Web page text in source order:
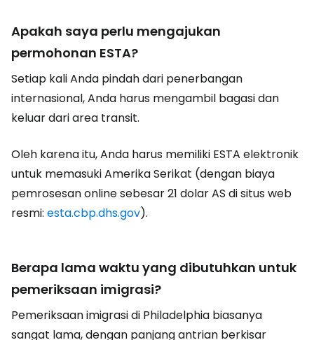
Apakah saya perlu mengajukan
permohonan ESTA?
Setiap kali Anda pindah dari penerbangan
internasional, Anda harus mengambil bagasi dan
keluar dari area transit.
Oleh karena itu, Anda harus memiliki ESTA elektronik
untuk memasuki Amerika Serikat (dengan biaya
pemrosesan online sebesar 21 dolar AS di situs web
resmi: esta.cbp.dhs.gov).
Berapa lama waktu yang dibutuhkan untuk
pemeriksaan imigrasi?
Pemeriksaan imigrasi di Philadelphia biasanya
sangat lama, dengan panjang antrian berkisar